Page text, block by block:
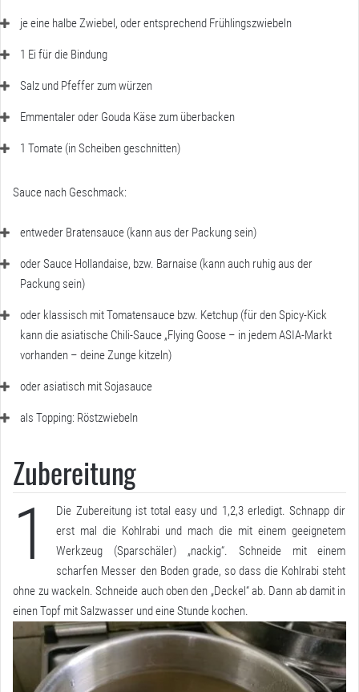
je eine halbe Zwiebel, oder entsprechend Frühlingszwiebeln
1 Ei für die Bindung
Salz und Pfeffer zum würzen
Emmentaler oder Gouda Käse zum überbacken
1 Tomate (in Scheiben geschnitten)
Sauce nach Geschmack:
entweder Bratensauce (kann aus der Packung sein)
oder Sauce Hollandaise, bzw. Barnaise (kann auch ruhig aus der
Packung sein)
oder klassisch mit Tomatensauce bzw. Ketchup (für den Spicy-Kick
kann die asiatische Chili-Sauce „Flying Goose – in jedem ASIA-Markt
vorhanden – deine Zunge kitzeln)
oder asiatisch mit Sojasauce
als Topping: Röstzwiebeln
Zubereitung
1
Die Zubereitung ist total easy und 1,2,3 erledigt. Schnapp dir
erst mal die Kohlrabi und mach die mit einem geeignetem
Werkzeug (Sparschäler) „nackig“. Schneide mit einem
scharfen Messer den Boden grade, so dass die Kohlrabi steht
ohne zu wackeln. Schneide auch oben den „Deckel“ ab. Dann ab damit in
einen Topf mit Salzwasser und eine Stunde kochen.